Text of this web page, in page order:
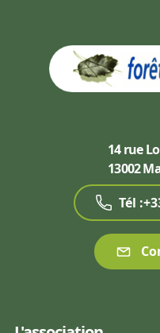
14 rue
13002
Tél